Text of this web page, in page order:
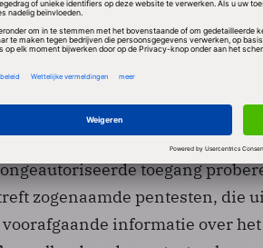
dit nog in gebruik is.”
hij technische
worden ingehuurd door
toegang
zogenaamde pentesten, die
informatie over